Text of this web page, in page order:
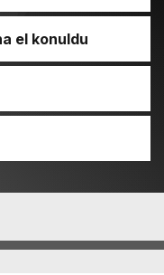
el konuldu